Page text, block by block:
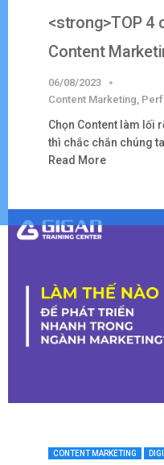
<strong>TOP 4
Content
06/08/2023
Content Marketing
Chọn Content làm lối
thì chắc chắn chúng
Read More
CONTENT MARKETING